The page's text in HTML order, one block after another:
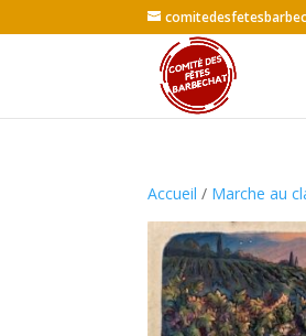
Accueil / Marche au